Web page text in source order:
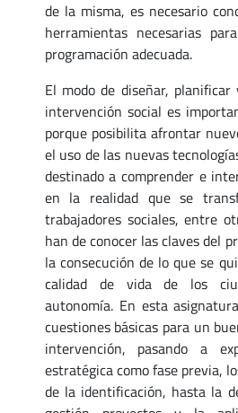
de la misma, es necesario
herramientas necesarias
programación adecuada.
El modo de diseñar,
intervención social es
porque posibilita afrontar
el uso de las nuevas
destinado a comprender e
en la realidad que se
trabajadores sociales, entre
han de conocer las claves del
la consecución de lo que se
calidad de vida de los
autonomía. En esta
cuestiones básicas para un
intervención, pasando a
estratégica como fase previa,
de la identificación, hasta la